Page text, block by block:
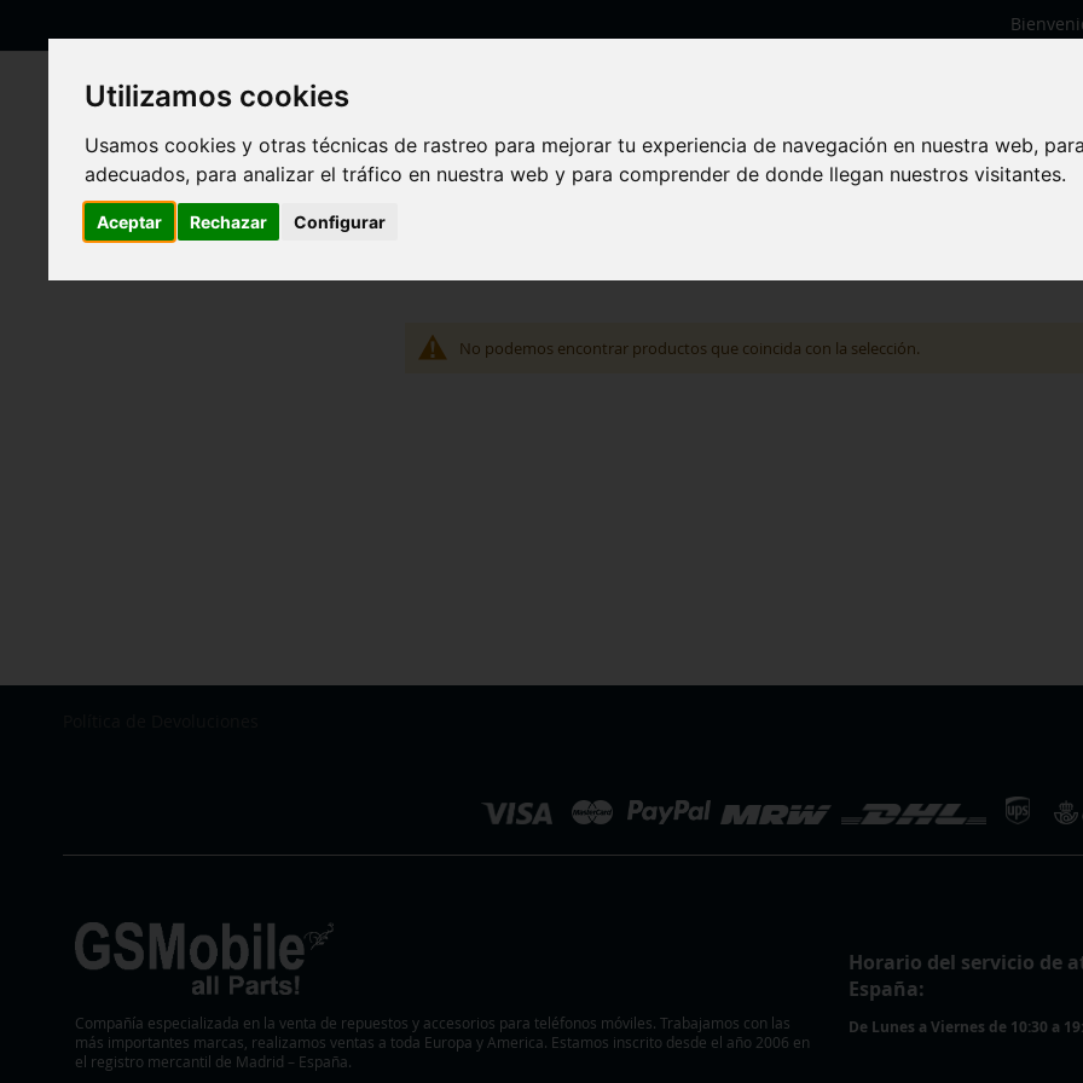
Utilizamos cookies
Usamos cookies y otras técnicas de rastreo para mejorar tu experiencia de navegación en nuestra web,
adecuados, para analizar el tráfico en nuestra web y para comprender de donde llegan nuestros visitantes.
Aceptar Rechazar Configurar
al
Inicio Google Pixel 3 XL G013C
Pixel 3 XL G013C
No podemos encontrar productos que coincida con la selección.
Compañía especializada en la venta de repuestos y accesorios para teléfonos móviles. Trabajamos con las
más importantes marcas, realizamos ventas a toda Europa y America. Estamos inscrito desde el año 2006 en
el registro mercantil de Madrid – España.
Horario del servicio de
España:
De Lunes a Viernes de 10:30 a